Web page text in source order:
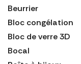
Beurrier
Bloc congélation
Bloc de verre 3D
Bocal